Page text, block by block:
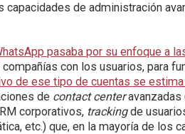
de administración
pasaba por su enfoque a
con los usuarios, para
de ese tipo de cuentas se estima
de contact centeravanzadas
corporativos, trackingde
etc.) que, en la mayoría de los